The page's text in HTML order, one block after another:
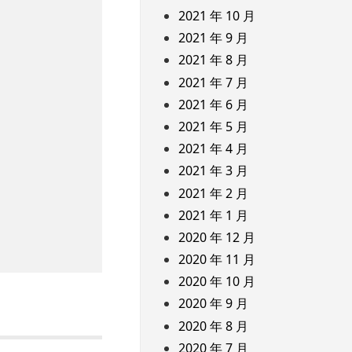
2021 年 10 月
2021 年 9 月
2021 年 8 月
2021 年 7 月
2021 年 6 月
2021 年 5 月
2021 年 4 月
2021 年 3 月
2021 年 2 月
2021 年 1 月
2020 年 12 月
2020 年 11 月
2020 年 10 月
2020 年 9 月
2020 年 8 月
2020 年 7 月